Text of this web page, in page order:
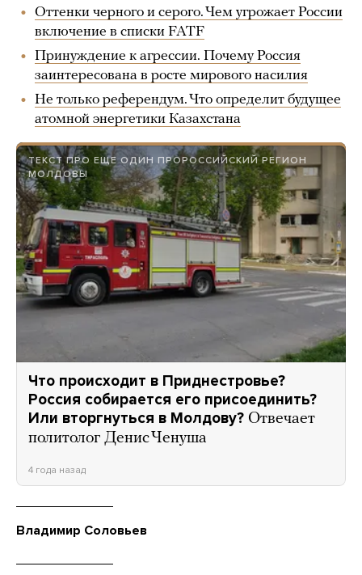
Оттенки черного и серого. Чем угрожает России
включение в списки FATF
Принуждение к агрессии. Почему Россия
заинтересована в росте мирового насилия
Не только референдум. Что определит будущее
атомной энергетики Казахстана
ТЕКСТ ПРО ЕЩЕ ОДИН ПРОРОССИЙСКИЙ РЕГИОН
МОЛДОВЫ
Что происходит в Приднестровье?
Россия собирается его присоединить?
Или вторгнуться в Молдову? Отвечает
политолог Денис Ченуша
4 года назад
Владимир Соловьев